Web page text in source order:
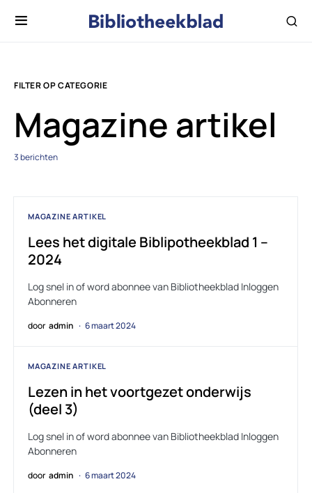
FILTER OP CATEGORIE
Magazine artikel
3 berichten
MAGAZINE ARTIKEL
Lees het digitale Biblipotheekblad 1 –
2024
Log snel in of word abonnee van Bibliotheekblad Inloggen
Abonneren
door admin 6 maart 2024
MAGAZINE ARTIKEL
Lezen in het voortgezet onderwijs
(deel 3)
Log snel in of word abonnee van Bibliotheekblad Inloggen
Abonneren
door admin 6 maart 2024